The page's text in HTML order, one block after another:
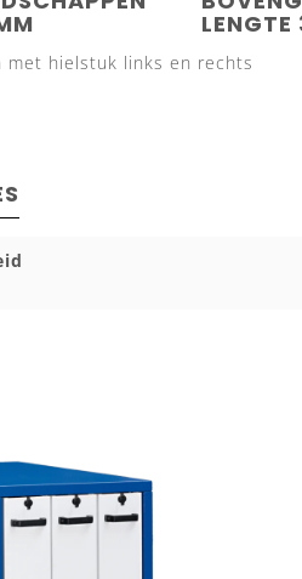
met hielstuk links en rechts